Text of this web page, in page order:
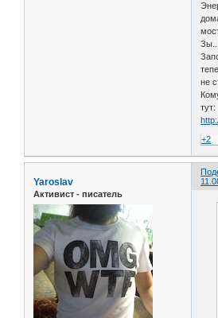
не
тут:
+2
Yaroslav
Активист - писатель